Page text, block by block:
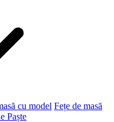
cu model Fețe de masă
Paște​